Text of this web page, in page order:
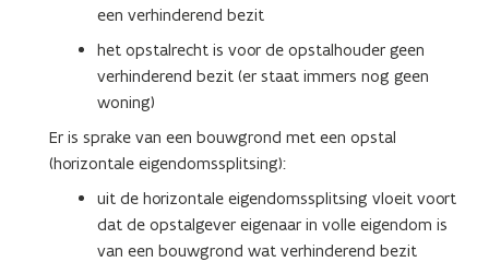
een verhinderend bezit
het opstalrecht is voor de opstalhouder geen
verhinderend bezit (er staat immers nog geen
woning)
Er is sprake van een bouwgrond met een opstal
(horizontale eigendomssplitsing):
uit de horizontale eigendomssplitsing vloeit voort
dat de opstalgever eigenaar in volle eigendom is
van een bouwgrond wat verhinderend bezit